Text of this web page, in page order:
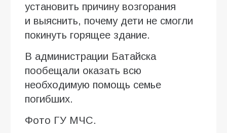
установить причину возгорания
и выяснить, почему дети не смогли
покинуть горящее здание.
В администрации Батайска
пообещали оказать всю
необходимую помощь семье
погибших.
Фото ГУ МЧС.